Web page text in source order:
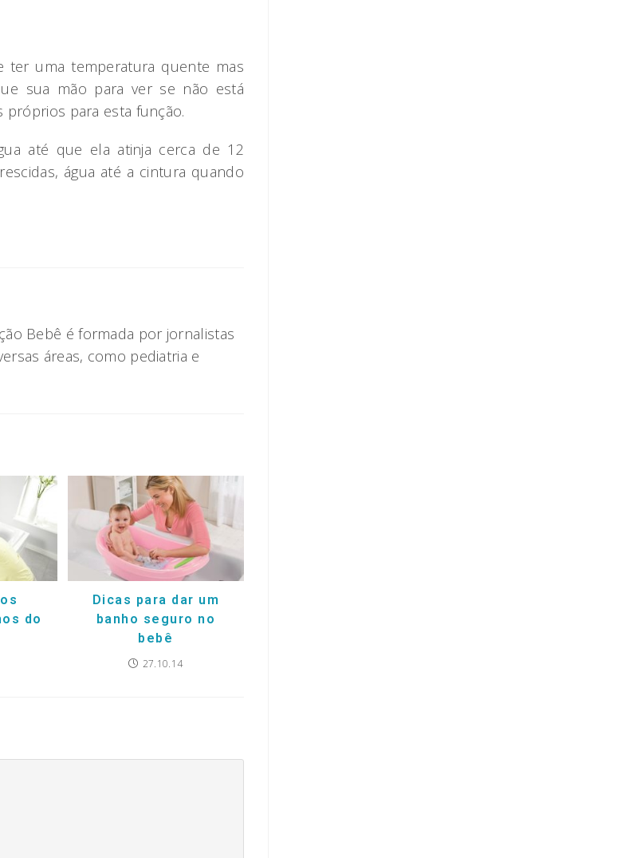
ter uma temperatura quente mas
sua mão para ver se não está
para esta função.
até que ela atinja cerca de 12
água até a cintura quando
Bebê é formada por jornalistas
áreas, como pediatria e
do
Dicas para dar um
banho seguro no
bebê
27.10.14